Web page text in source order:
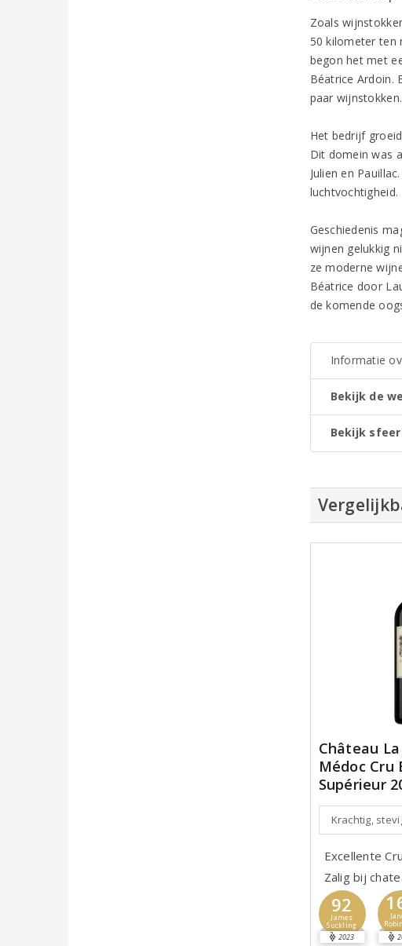
Zoals
50 kilometer ten
begon het met
Béatrice Ardoin.
paar wijnstokken.
Het bedrijf
Dit domein was
Julien en
Geschiedenis
wijnen gelukkig
ze moderne
Béatrice door
de komende
Informatie
Bekijk de
Bekijk
Château
Médoc Cru
Supérieur
Krachtig,
Excellente
Zalig bij
92
James
Suckling
2023